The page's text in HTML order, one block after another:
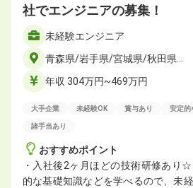
社でエンジニアの募集！
未経験エンジニア
青森県/岩手県/宮城県/秋田県…
年収 304万円~469万円
大手企業 未経験OK 賞与あり 安定的
諸手当あり
おすすめポイント
・入社後2ヶ月ほどの技術研修あり
的な基礎知識などを学べるので、未